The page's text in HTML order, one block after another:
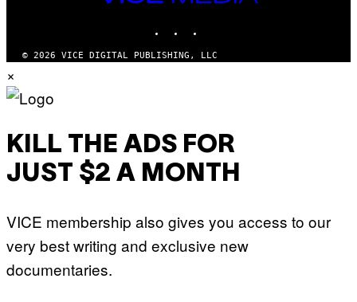
© 2026 VICE DIGITAL PUBLISHING, LLC
×
KILL THE ADS FOR
JUST $2 A MONTH
VICE membership also gives you access to our
very best writing and exclusive new
documentaries.